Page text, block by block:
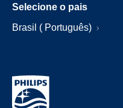
Selecione o pais
Brasil ( Português)